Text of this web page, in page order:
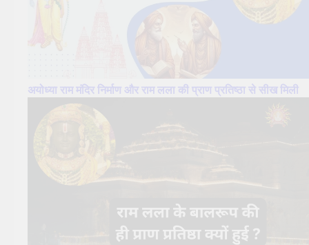
अयोध्या राम मंदिर निर्माण और राम लला की प्राण प्रतिष्ठा से सीख मिली